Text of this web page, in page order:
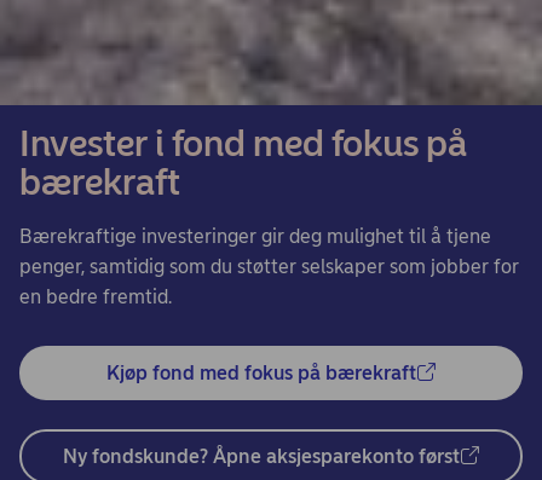
Invester i fond med fokus på
bærekraft
Bærekraftige investeringer gir deg mulighet til å tjene
penger, samtidig som du støtter selskaper som jobber for
en bedre fremtid.
Kjøp fond med fokus på bærekraft
Ny fondskunde? Åpne aksjesparekonto først